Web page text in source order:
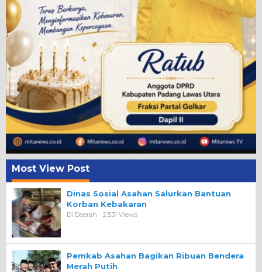
Most View Post
Dinas Sosial Asahan Salurkan Bantuan
Korban Kebakaran
Di Daerah 2,531 Views
Pemkab Asahan Bagikan Ribuan Bendera
Merah Putih